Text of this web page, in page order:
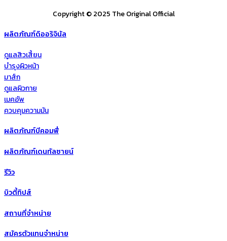
Copyright © 2025 The Original Official
ผลิตภัณฑ์ดิออริจินัล
ดูแลสิวเสี้ยน
บำรุงผิวหน้า
มาส์ก
ดูแลผิวกาย
เมคอัพ
ควบคุมความมัน
ผลิตภัณฑ์บีคอมฟี่
ผลิตภัณฑ์เดนทัลซายน์
รีวิว
บิวตี้ทิปส์
สถานที่จำหน่าย
สมัครตัวแทนจำหน่าย